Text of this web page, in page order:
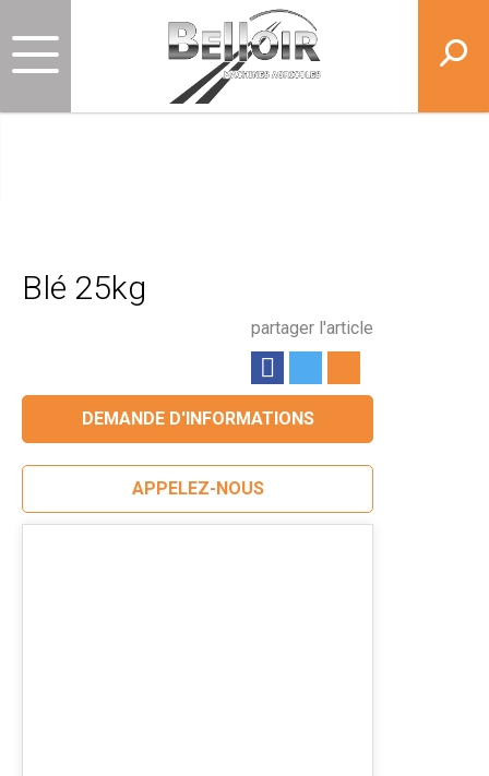
Blé 25kg
partager l'article
DEMANDE D'INFORMATIONS
APPELEZ-NOUS